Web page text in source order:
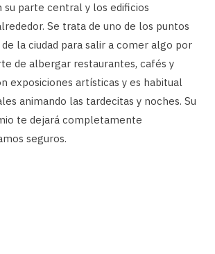
su parte central y los edificios
Se trata de uno de los puntos
la ciudad para salir a comer algo por
de albergar restaurantes, cafés y
exposiciones artísticas y es habitual
animando las tardecitas y noches. Su
te dejará completamente
seguros.